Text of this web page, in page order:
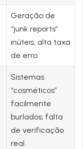
Geração de
“junk reports”
inúteis; alta taxa
de erro.
Sistemas
“cosméticos”
facilmente
burlados; falta
de verificação
real.